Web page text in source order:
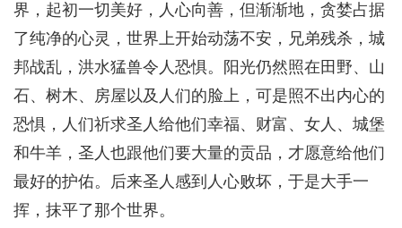
界，起初一切美好，人心向善，但渐渐地，贪婪占据
了纯净的心灵，世界上开始动荡不安，兄弟残杀，城
邦战乱，洪水猛兽令人恐惧。阳光仍然照在田野、山
石、树木、房屋以及人们的脸上，可是照不出内心的
恐惧，人们祈求圣人给他们幸福、财富、女人、城堡
和牛羊，圣人也跟他们要大量的贡品，才愿意给他们
最好的护佑。后来圣人感到人心败坏，于是大手一
挥，抹平了那个世界。